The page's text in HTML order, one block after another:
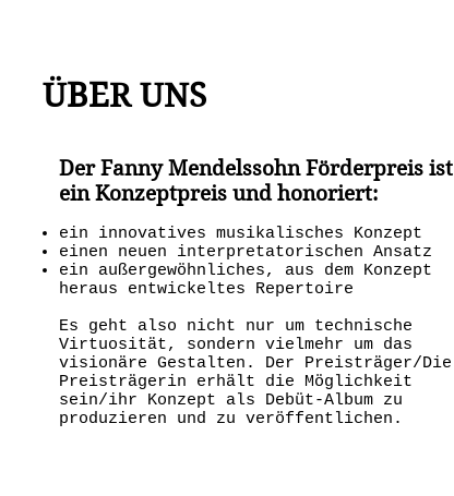
ÜBER UNS
Der Fanny Mendelssohn Förderpreis ist
ein Konzeptpreis und honoriert:
ein innovatives musikalisches Konzept
einen neuen interpretatorischen Ansatz
ein außergewöhnliches, aus dem Konzept
heraus entwickeltes Repertoire
Es geht also nicht nur um technische
Virtuosität, sondern vielmehr um das
visionäre Gestalten. Der Preisträger/Die
Preisträgerin erhält die Möglichkeit
sein/ihr Konzept als Debüt-Album zu
produzieren und zu veröffentlichen.